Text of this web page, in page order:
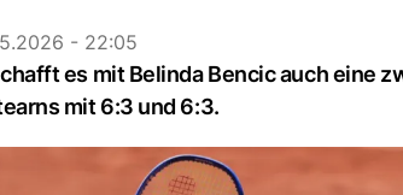
- 22:05
es mit Belinda Bencic auch eine
mit 6:3 und 6:3.